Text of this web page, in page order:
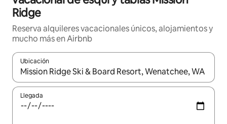
Ridge
Reserva alquileres vacacionales únicos, alojamientos y
mucho más en Airbnb
Ubicación
Cuando los resultados estén disponibles, navega con las
Llegada